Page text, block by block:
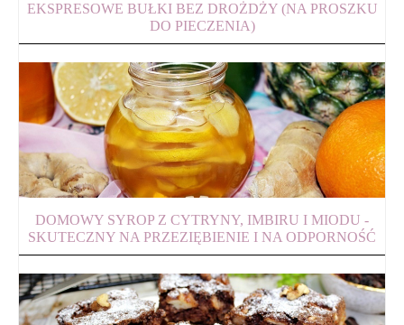
EKSPRESOWE BUŁKI BEZ DROŻDŻY (NA PROSZKU
DO PIECZENIA)
DOMOWY SYROP Z CYTRYNY, IMBIRU I MIODU -
SKUTECZNY NA PRZEZIĘBIENIE I NA ODPORNOŚĆ